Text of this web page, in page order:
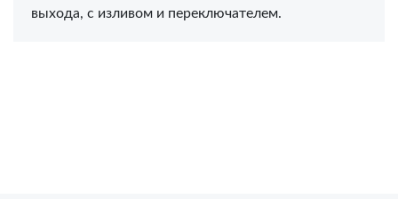
выхода, с изливом и переключателем.